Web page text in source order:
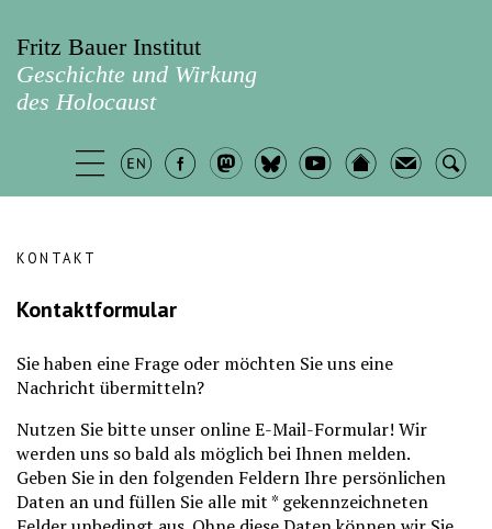
Fritz Bauer Institut
Geschichte und Wirkung
des Holocaust
KONTAKT
Kontaktformular
Sie haben eine Frage oder möchten Sie uns eine
Nachricht übermitteln?
Nutzen Sie bitte unser online E-Mail-Formular! Wir
werden uns so bald als möglich bei Ihnen melden.
Geben Sie in den folgenden Feldern Ihre persönlichen
Daten an und füllen Sie alle mit * gekennzeichneten